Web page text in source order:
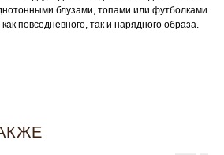
блузами, топами или футболками
повседневного, так и нарядного образа.